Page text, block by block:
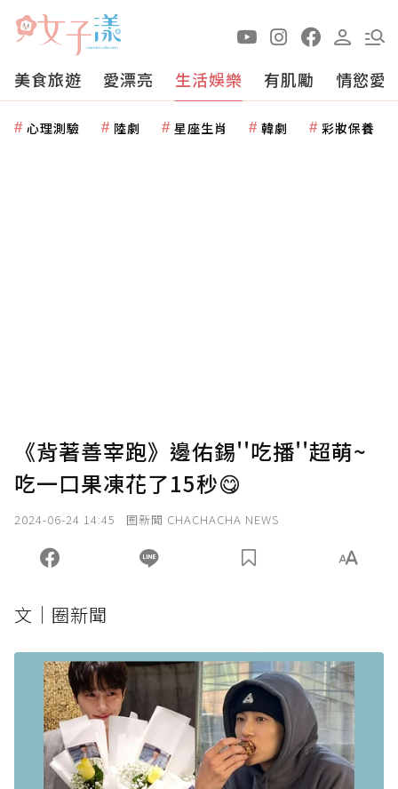
美食旅遊 愛漂亮 生活娛樂 有肌勵 情慾愛
心理測驗 陸劇 星座生肖 韓劇 彩妝保養
《背著善宰跑》邊佑錫''吃播''超萌~
吃一口果凍花了15秒😋
2024-06-24 14:45 圈新聞 CHACHACHA NEWS
文｜圈新聞